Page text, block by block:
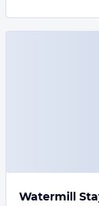
Watermill